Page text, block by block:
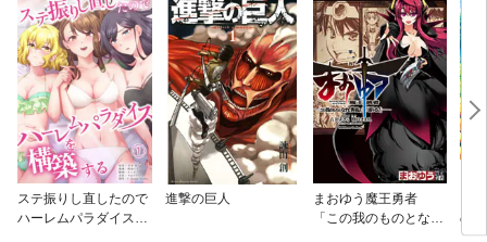
ステ振りし直したので
ハーレムパラダイスを
進撃の巨人
まおゆう魔王勇者
「この我のものとな
の